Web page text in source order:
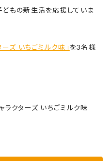
どもの新生活を応援していま
ーズ いちごミルク味」 を3名様
ラクターズ いちごミルク味